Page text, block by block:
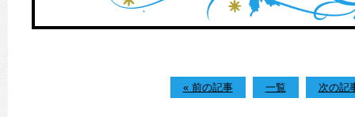
« 前の記事 一覧 次の記